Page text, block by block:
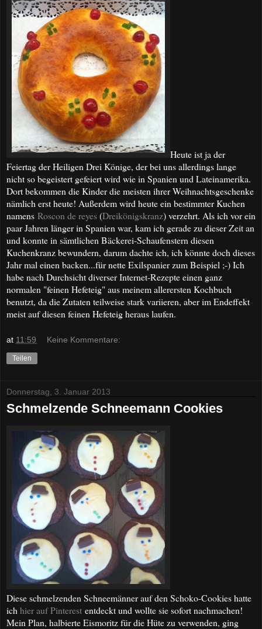
Heute ist ja der
Feiertag der Heiligen Drei Könige, der bei uns allerdings lange
nicht so begeistert gefeiert wird wie in Spanien und Lateinamerika.
Dort bekommen die Kinder die meisten ihrer Weihnachtsgeschenke
nämlich erst heute! Außerdem wird heute ein bestimmter Kuchen
namens Roscon de reyes(Dreikönigskranz) verzehrt. Als ich vor ein
paar Jahren länger in Spanien war, kam ich gerade zu dieser Zeit an
und konnte in sämtlichen Bäckerei-Schaufenstern diesen
Kuchenkranz bewundern, darum dachte ich, ich könnte doch dieses
Jahr mal einen backen...für nette Exilspanier zum Beispiel ;-) Ich
habe nach Durchsicht diverser Internet-Rezepte einen ganz
normalen "feinen Hefeteig" aus meinem allerersten Kochbuch
benutzt, da die Zutaten teilweise stark variieren, aber im Endeffekt
meist auf diesen feinen Hefeteig heraus laufen.
at 11:59 Keine Kommentare:
Teilen
Donnerstag, 3. Januar 2013
Schmelzende Schneemann Cookies
Diese schmelzenden Schneemänner auf den Schoko-Cookies hatte
ich hier auf Pinterest entdeckt und wollte sie sofort nachmachen!
Mein Plan, halbierte Eismoritz für die Hüte zu verwenden, ging